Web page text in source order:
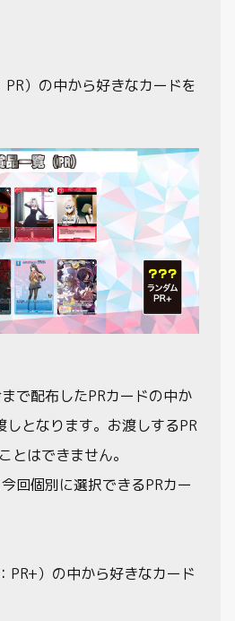
）の中から好きなカードを
で配布したPRカードの中か
しとなります。お渡しするPR
とはできません。
回個別に選択できるPRカー
PR+）の中から好きなカード